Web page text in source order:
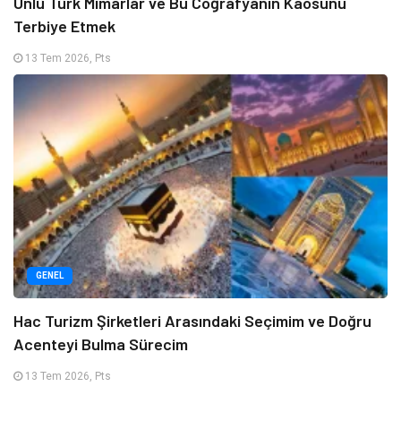
Terbiye Etmek
13 Tem 2026, Pts
GENEL
Hac Turizm Şirketleri Arasındaki Seçimim ve Doğru
Acenteyi Bulma Sürecim
13 Tem 2026, Pts